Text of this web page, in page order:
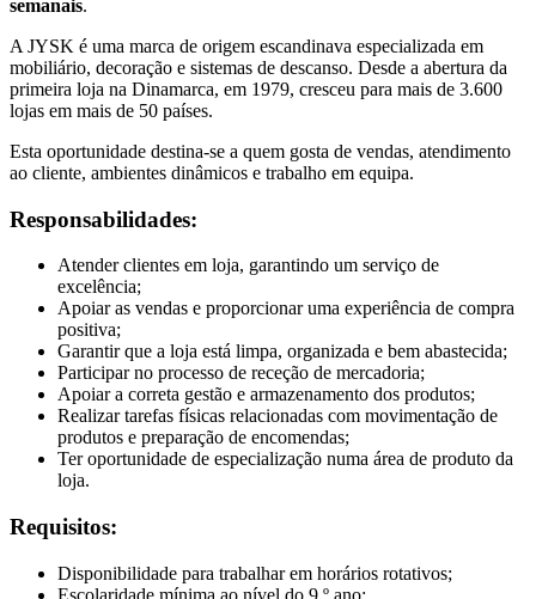
semanais.
A JYSK é uma marca de origem escandinava especializada em
mobiliário, decoração e sistemas de descanso. Desde a abertura da
primeira loja na Dinamarca, em 1979, cresceu para mais de 3.600
lojas em mais de 50 países.
Esta oportunidade destina-se a quem gosta de vendas, atendimento
ao cliente, ambientes dinâmicos e trabalho em equipa.
Responsabilidades:
Atender clientes em loja, garantindo um serviço de
excelência;
Apoiar as vendas e proporcionar uma experiência de compra
positiva;
Garantir que a loja está limpa, organizada e bem abastecida;
Participar no processo de receção de mercadoria;
Apoiar a correta gestão e armazenamento dos produtos;
Realizar tarefas físicas relacionadas com movimentação de
produtos e preparação de encomendas;
Ter oportunidade de especialização numa área de produto da
loja.
Requisitos:
Disponibilidade para trabalhar em horários rotativos;
Escolaridade mínima ao nível do 9.º ano;